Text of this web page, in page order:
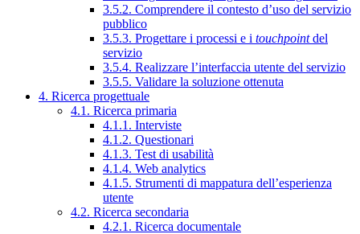
3.5.2. Comprendere il contesto d’uso del servizio
pubblico
3.5.3. Progettare i processi e i touchpointdel
servizio
3.5.4. Realizzare l’interfaccia utente del servizio
3.5.5. Validare la soluzione ottenuta
4. Ricerca progettuale
4.1. Ricerca primaria
4.1.1. Interviste
4.1.2. Questionari
4.1.3. Test di usabilità
4.1.4. Web analytics
4.1.5. Strumenti di mappatura dell’esperienza
utente
4.2. Ricerca secondaria
4.2.1. Ricerca documentale